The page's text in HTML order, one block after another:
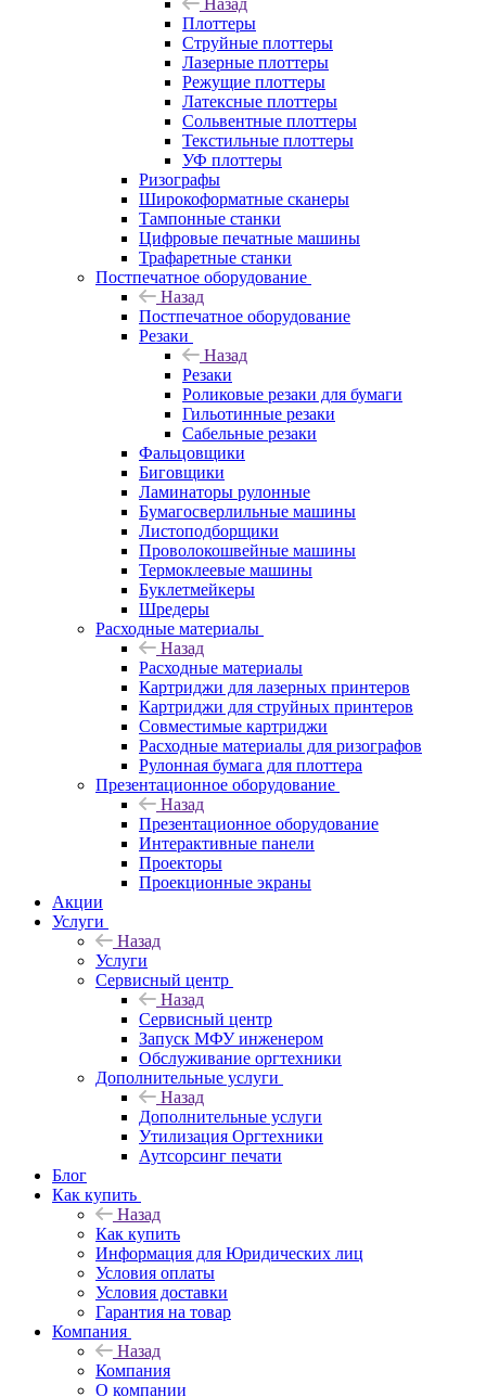
Назад
Плоттеры
Струйные плоттеры
Лазерные плоттеры
Режущие плоттеры
Латексные плоттеры
Сольвентные плоттеры
Текстильные плоттеры
УФ плоттеры
Ризографы
Широкоформатные сканеры
Тампонные станки
Цифровые печатные машины
Трафаретные станки
Постпечатное оборудование
Назад
Постпечатное оборудование
Резаки
Назад
Резаки
Роликовые резаки для бумаги
Гильотинные резаки
Сабельные резаки
Фальцовщики
Биговщики
Ламинаторы рулонные
Бумагосверлильные машины
Листоподборщики
Проволокошвейные машины
Термоклеевые машины
Буклетмейкеры
Шредеры
Расходные материалы
Назад
Расходные материалы
Картриджи для лазерных принтеров
Картриджи для струйных принтеров
Совместимые картриджи
Расходные материалы для ризографов
Рулонная бумага для плоттера
Презентационное оборудование
Назад
Презентационное оборудование
Интерактивные панели
Проекторы
Проекционные экраны
Акции
Услуги
Назад
Услуги
Сервисный центр
Назад
Сервисный центр
Запуск МФУ инженером
Обслуживание оргтехники
Дополнительные услуги
Назад
Дополнительные услуги
Утилизация Оргтехники
Аутсорсинг печати
Блог
Как купить
Назад
Как купить
Информация для Юридических лиц
Условия оплаты
Условия доставки
Гарантия на товар
Компания
Назад
Компания
О компании